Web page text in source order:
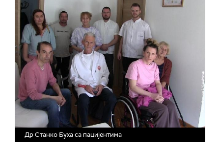
Др Станко Буха са пацијентима